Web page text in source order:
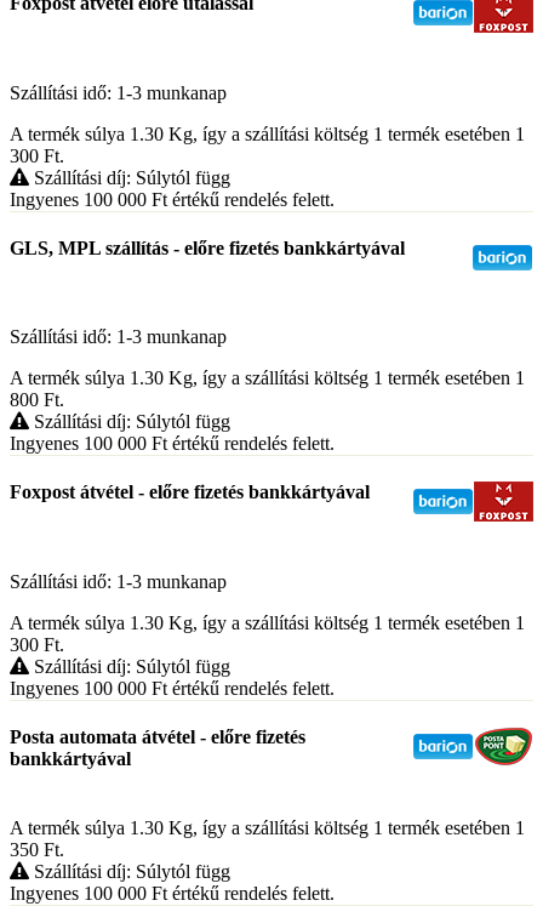
Szállítási idő: 1-3 munkanap
A termék súlya 1.30 Kg, így a szállítási költség 1 termék esetében 1
300 Ft.
Szállítási díj: Súlytól függ
Ingyenes 100 000 Ft értékű rendelés felett.
GLS, MPL szállítás - előre fizetés bankkártyával
Szállítási idő: 1-3 munkanap
A termék súlya 1.30 Kg, így a szállítási költség 1 termék esetében 1
800 Ft.
Szállítási díj: Súlytól függ
Ingyenes 100 000 Ft értékű rendelés felett.
Foxpost átvétel - előre fizetés bankkártyával
Szállítási idő: 1-3 munkanap
A termék súlya 1.30 Kg, így a szállítási költség 1 termék esetében 1
300 Ft.
Szállítási díj: Súlytól függ
Ingyenes 100 000 Ft értékű rendelés felett.
Posta automata átvétel - előre fizetés
bankkártyával
A termék súlya 1.30 Kg, így a szállítási költség 1 termék esetében 1
350 Ft.
Szállítási díj: Súlytól függ
Ingyenes 100 000 Ft értékű rendelés felett.